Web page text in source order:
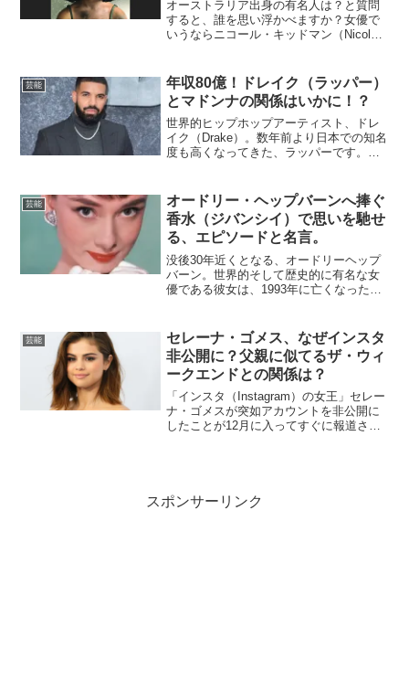
オーストラリア出身の有名人は？と質問
すると、誰を思い浮かべますか？女優で
いうならニコール・キッドマン（Nicole
シンガーだとデルタ・グットレム（D...
芸能
年収80億！ドレイク（ラッパー）
とマドンナの関係はいかに！？
世界的ヒップホップアーティスト、ドレ
イク（Drake）。数年前より日本での知名
度も高くなってきた、ラッパーです。い
幅広く、世界の年収ランキングで上位に
くるほど、有名なド...
芸能
オードリー・ヘップバーンへ捧ぐ
香水（ジバンシイ）で思いを馳せ
る、エピソードと名言。
没後30年近くとなる、オードリーヘップ
バーン。世界的そして歴史的に有名な女
優である彼女は、1993年に亡くなった後
りまた勇気づけています。そんな彼女に
捧げられた香水（ジ...
芸能
セレーナ・ゴメス、なぜインスタ
非公開に？父親に似てるザ・ウィ
ークエンドとの関係は？
「インスタ（Instagram）の女王」セレー
ナ・ゴメスが突如アカウントを非公開に
したことが12月に入ってすぐに報道され
スポンサーリンク